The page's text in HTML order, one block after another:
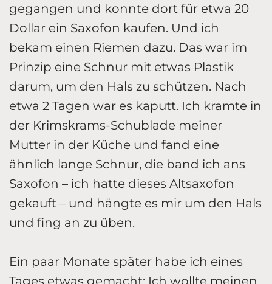
gegangen und konnte dort für etwa 20
Dollar ein Saxofon kaufen. Und ich
bekam einen Riemen dazu. Das war im
Prinzip eine Schnur mit etwas Plastik
darum, um den Hals zu schützen. Nach
etwa 2 Tagen war es kaputt. Ich kramte in
der Krimskrams-Schublade meiner
Mutter in der Küche und fand eine
ähnlich lange Schnur, die band ich ans
Saxofon – ich hatte dieses Altsaxofon
gekauft – und hängte es mir um den Hals
und fing an zu üben.
Ein paar Monate später habe ich eines
Tages etwas gemacht: Ich wollte meinen